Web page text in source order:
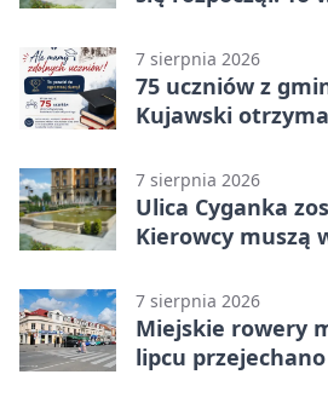
7 sierpnia 2026
75 uczniów z
Kujawski
7 sierpnia 2026
Ulica Cyganka
Kierowcy muszą
7 sierpnia 2026
Miejskie rowery
lipcu